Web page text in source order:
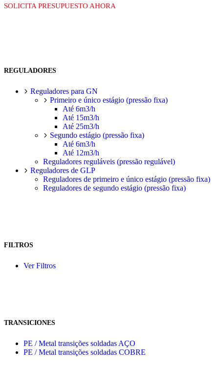
SOLICITA PRESUPUESTO AHORA
REGULADORES
Reguladores para GN
Primeiro e único estágio (pressão fixa)
Até 6m3/h
Até 15m3/h
Até 25m3/h
Segundo estágio (pressão fixa)
Até 6m3/h
Até 12m3/h
Reguladores reguláveis (pressão regulável)
Reguladores de GLP
Reguladores de primeiro e único estágio (pressão fixa)
Reguladores de segundo estágio (pressão fixa)
FILTROS
Ver Filtros
TRANSICIONES
PE / Metal transições soldadas AÇO
PE / Metal transições soldadas COBRE